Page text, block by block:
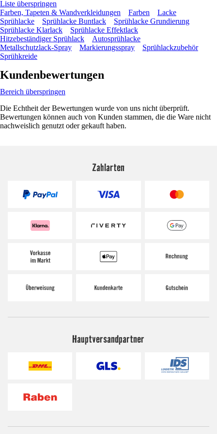
Liste überspringen
Farben, Tapeten & Wandverkleidungen
Farben
Lacke
Sprühlacke
Sprühlacke Buntlack
Sprühlacke Grundierung
Sprühlacke Klarlack
Sprühlacke Effektlack
Hitzebeständiger Sprühlack
Autosprühlacke
Metallschutzlack-Spray
Markierungsspray
Sprühlackzubehör
Sprühkreide
Kundenbewertungen
Bereich überspringen
Die Echtheit der Bewertungen wurde von uns nicht überprüft.
Bewertungen können auch von Kunden stammen, die die Ware nicht
nachweislich genutzt oder gekauft haben.
Zahlarten
Hauptversandpartner